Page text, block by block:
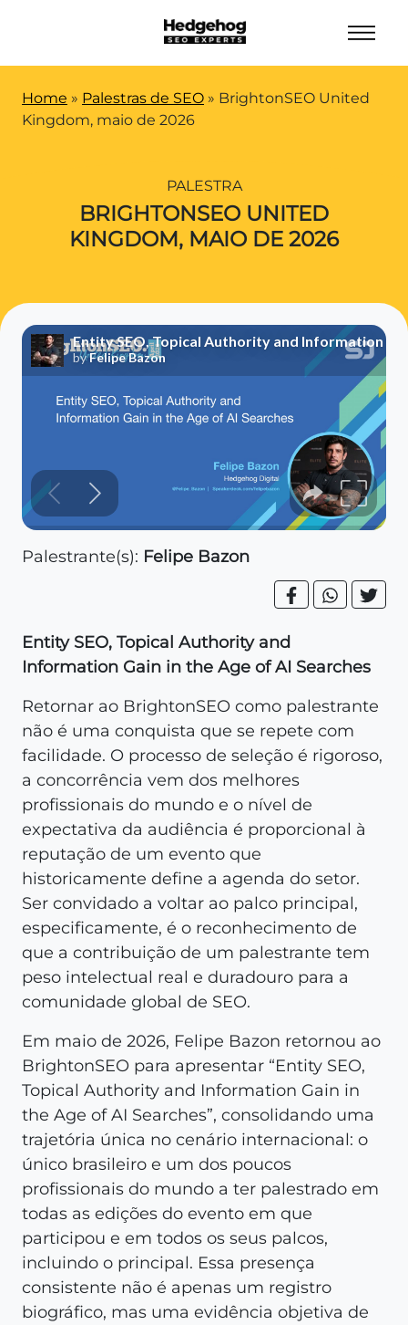
Home » Palestras de SEO » BrightonSEO United
Kingdom, maio de 2026
PALESTRA
BRIGHTONSEO UNITED
KINGDOM, MAIO DE 2026
Palestrante(s): Felipe Bazon
Entity SEO, Topical Authority and
Information Gain in the Age of AI Searches
Retornar ao BrightonSEO como palestrante
não é uma conquista que se repete com
facilidade. O processo de seleção é rigoroso,
a concorrência vem dos melhores
profissionais do mundo e o nível de
expectativa da audiência é proporcional à
reputação de um evento que
historicamente define a agenda do setor.
Ser convidado a voltar ao palco principal,
especificamente, é o reconhecimento de
que a contribuição de um palestrante tem
peso intelectual real e duradouro para a
comunidade global de SEO.
Em maio de 2026, Felipe Bazon retornou ao
BrightonSEO para apresentar “Entity SEO,
Topical Authority and Information Gain in
the Age of AI Searches”, consolidando uma
trajetória única no cenário internacional: o
único brasileiro e um dos poucos
profissionais do mundo a ter palestrado em
todas as edições do evento em que
participou e em todos os seus palcos,
incluindo o principal. Essa presença
consistente não é apenas um registro
biográfico, mas uma evidência objetiva de